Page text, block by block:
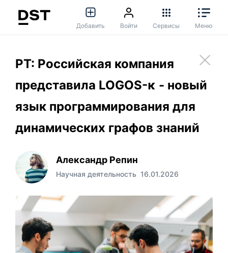
Добавить Войти Сервисы Меню
РТ: Российская компания
представила LOGOS-κ - новый
язык программирования для
динамических графов знаний
Александр Репин
Научная деятельность 16.01.2026